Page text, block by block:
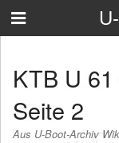
KTB U
Seite 2
Aus U-Boot-Archiv